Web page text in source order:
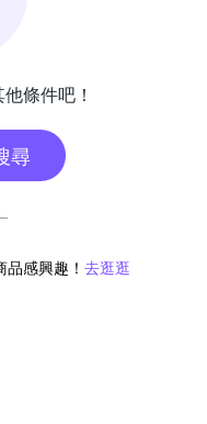
條件吧！
尋
感興趣！ 去逛逛